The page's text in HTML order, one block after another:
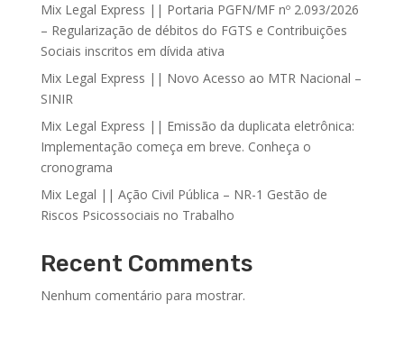
Mix Legal Express || Portaria PGFN/MF nº 2.093/2026
– Regularização de débitos do FGTS e Contribuições
Sociais inscritos em dívida ativa
Mix Legal Express || Novo Acesso ao MTR Nacional –
SINIR
Mix Legal Express || Emissão da duplicata eletrônica:
Implementação começa em breve. Conheça o
cronograma
Mix Legal || Ação Civil Pública – NR-1 Gestão de
Riscos Psicossociais no Trabalho
Recent Comments
Nenhum comentário para mostrar.